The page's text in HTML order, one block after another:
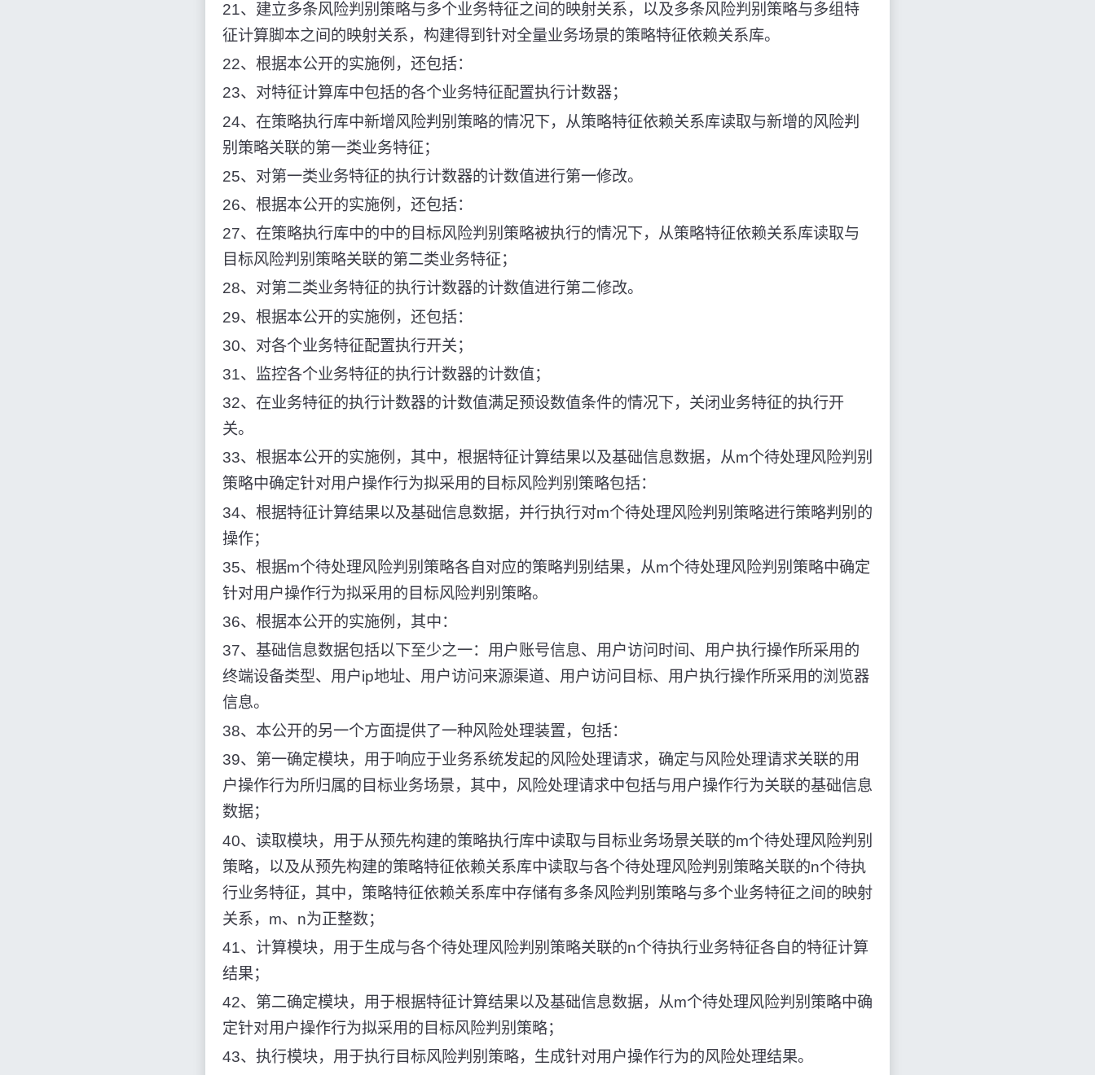
21、建立多条风险判别策略与多个业务特征之间的映射关系，以及多条风险判别策略与多组特
征计算脚本之间的映射关系，构建得到针对全量业务场景的策略特征依赖关系库。
22、根据本公开的实施例，还包括：
23、对特征计算库中包括的各个业务特征配置执行计数器；
24、在策略执行库中新增风险判别策略的情况下，从策略特征依赖关系库读取与新增的风险判
别策略关联的第一类业务特征；
25、对第一类业务特征的执行计数器的计数值进行第一修改。
26、根据本公开的实施例，还包括：
27、在策略执行库中的中的目标风险判别策略被执行的情况下，从策略特征依赖关系库读取与
目标风险判别策略关联的第二类业务特征；
28、对第二类业务特征的执行计数器的计数值进行第二修改。
29、根据本公开的实施例，还包括：
30、对各个业务特征配置执行开关；
31、监控各个业务特征的执行计数器的计数值；
32、在业务特征的执行计数器的计数值满足预设数值条件的情况下，关闭业务特征的执行开
关。
33、根据本公开的实施例，其中，根据特征计算结果以及基础信息数据，从m个待处理风险判别
策略中确定针对用户操作行为拟采用的目标风险判别策略包括：
34、根据特征计算结果以及基础信息数据，并行执行对m个待处理风险判别策略进行策略判别的
操作；
35、根据m个待处理风险判别策略各自对应的策略判别结果，从m个待处理风险判别策略中确定
针对用户操作行为拟采用的目标风险判别策略。
36、根据本公开的实施例，其中：
37、基础信息数据包括以下至少之一：用户账号信息、用户访问时间、用户执行操作所采用的
终端设备类型、用户ip地址、用户访问来源渠道、用户访问目标、用户执行操作所采用的浏览器
信息。
38、本公开的另一个方面提供了一种风险处理装置，包括：
39、第一确定模块，用于响应于业务系统发起的风险处理请求，确定与风险处理请求关联的用
户操作行为所归属的目标业务场景，其中，风险处理请求中包括与用户操作行为关联的基础信息
数据；
40、读取模块，用于从预先构建的策略执行库中读取与目标业务场景关联的m个待处理风险判别
策略，以及从预先构建的策略特征依赖关系库中读取与各个待处理风险判别策略关联的n个待执
行业务特征，其中，策略特征依赖关系库中存储有多条风险判别策略与多个业务特征之间的映射
关系，m、n为正整数；
41、计算模块，用于生成与各个待处理风险判别策略关联的n个待执行业务特征各自的特征计算
结果；
42、第二确定模块，用于根据特征计算结果以及基础信息数据，从m个待处理风险判别策略中确
定针对用户操作行为拟采用的目标风险判别策略；
43、执行模块，用于执行目标风险判别策略，生成针对用户操作行为的风险处理结果。